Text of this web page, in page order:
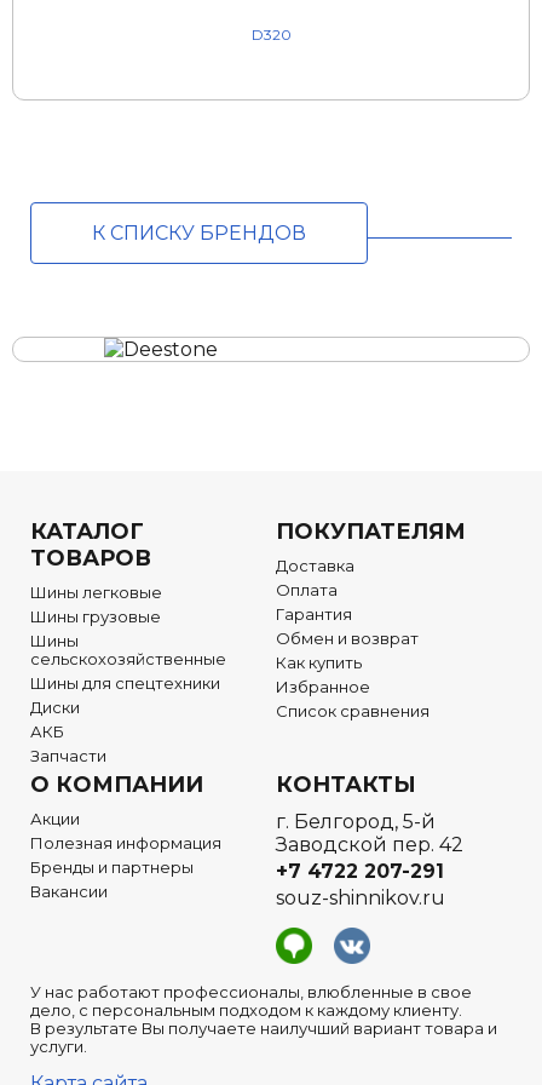
D320
К СПИСКУ БРЕНДОВ
КАТАЛОГ
ТОВАРОВ
Шины легковые
Шины грузовые
Шины
сельскохозяйственные
Шины для спецтехники
Диски
АКБ
Запчасти
ПОКУПАТЕЛЯМ
Доставка
Оплата
Гарантия
Обмен и возврат
Как купить
Избранное
Список сравнения
О КОМПАНИИ
Акции
Полезная информация
Бренды и партнеры
Вакансии
У нас работают профессионалы, влюбленные в свое
дело, с персональным подходом к каждому клиенту.
В результате Вы получаете наилучший вариант товара и
услуги.
КОНТАКТЫ
г. Белгород, 5-й
Заводской пер. 42
+7 4722 207-291
souz-shinnikov.ru